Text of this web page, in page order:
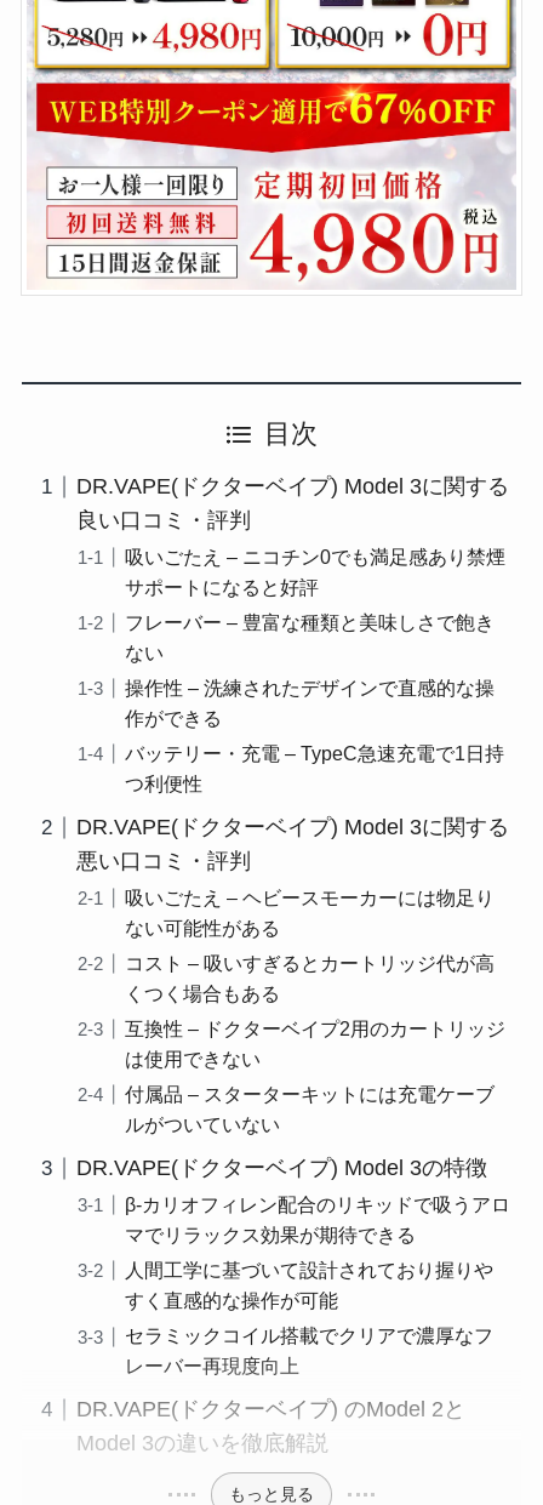
目次
DR.VAPE(ドクターベイプ) Model 3に関する
良い口コミ・評判
吸いごたえ – ニコチン0でも満足感あり禁煙
サポートになると好評
フレーバー – 豊富な種類と美味しさで飽き
ない
操作性 – 洗練されたデザインで直感的な操
作ができる
バッテリー・充電 – TypeC急速充電で1日持
つ利便性
DR.VAPE(ドクターベイプ) Model 3に関する
悪い口コミ・評判
吸いごたえ – ヘビースモーカーには物足り
ない可能性がある
コスト – 吸いすぎるとカートリッジ代が高
くつく場合もある
互換性 – ドクターベイプ2用のカートリッジ
は使用できない
付属品 – スターターキットには充電ケーブ
ルがついていない
DR.VAPE(ドクターベイプ) Model 3の特徴
β-カリオフィレン配合のリキッドで吸うアロ
マでリラックス効果が期待できる
人間工学に基づいて設計されており握りや
すく直感的な操作が可能
セラミックコイル搭載でクリアで濃厚なフ
レーバー再現度向上
DR.VAPE(ドクターベイプ) のModel 2と
Model 3の違いを徹底解説
もっと見る